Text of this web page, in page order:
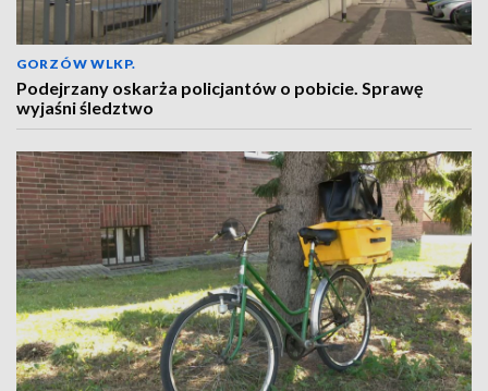
GORZÓW WLKP.
Podejrzany oskarża policjantów o pobicie. Sprawę
wyjaśni śledztwo